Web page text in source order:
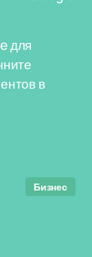
для
в
Бизнес